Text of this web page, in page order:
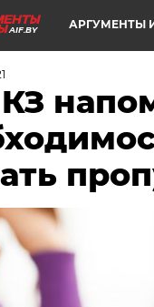
AIF.BY АРГУМЕНТЫ